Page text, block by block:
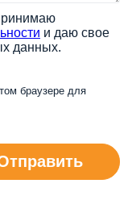
и даю свое
данных.
браузере для